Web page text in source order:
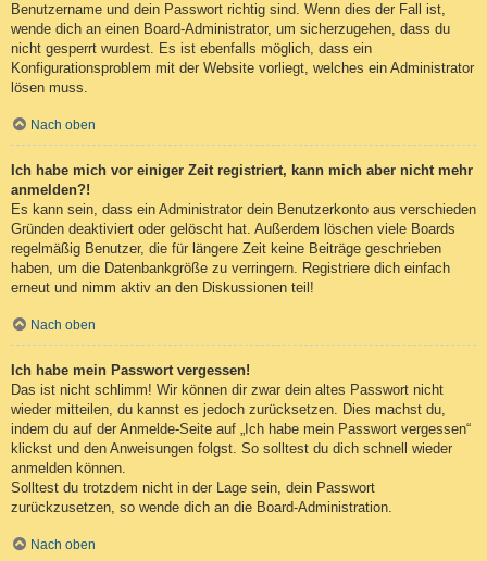
Benutzername und dein Passwort richtig sind. Wenn dies der Fall ist,
wende dich an einen Board-Administrator, um sicherzugehen, dass du
nicht gesperrt wurdest. Es ist ebenfalls möglich, dass ein
Konfigurationsproblem mit der Website vorliegt, welches ein Administrator
lösen muss.
Nach oben
Ich habe mich vor einiger Zeit registriert, kann mich aber nicht mehr
anmelden?!
Es kann sein, dass ein Administrator dein Benutzerkonto aus verschieden
Gründen deaktiviert oder gelöscht hat. Außerdem löschen viele Boards
regelmäßig Benutzer, die für längere Zeit keine Beiträge geschrieben
haben, um die Datenbankgröße zu verringern. Registriere dich einfach
erneut und nimm aktiv an den Diskussionen teil!
Nach oben
Ich habe mein Passwort vergessen!
Das ist nicht schlimm! Wir können dir zwar dein altes Passwort nicht
wieder mitteilen, du kannst es jedoch zurücksetzen. Dies machst du,
indem du auf der Anmelde-Seite auf „Ich habe mein Passwort vergessen“
klickst und den Anweisungen folgst. So solltest du dich schnell wieder
anmelden können.
Solltest du trotzdem nicht in der Lage sein, dein Passwort
zurückzusetzen, so wende dich an die Board-Administration.
Nach oben